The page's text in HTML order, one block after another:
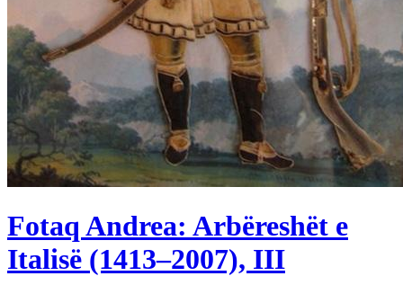
Fotaq Andrea: Arbëreshët e
Italisë (1413–2007), III